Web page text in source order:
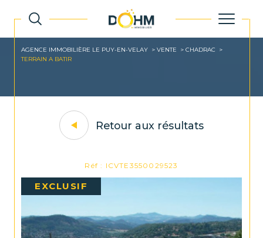
AGENCE IMMOBILIÈRE LE PUY-EN-VELAY VENTE
CHADRAC
TERRAIN A BATIR
Retour aux résultats
Réf : ICVTE3550029523
EXCLUSIF